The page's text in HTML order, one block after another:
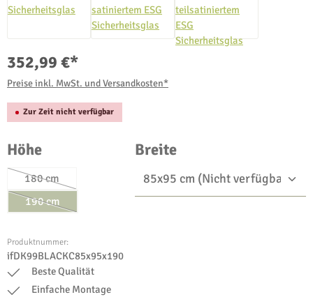
352,99 €*
Preise inkl. MwSt. und Versandkosten*
Zur Zeit nicht verfügbar
Höheauswählen
180 cm
(Diese Option ist zurzeit nicht verfügbar.)
190 cm
(Diese Option ist zurzeit nicht verfügbar.)
Breiteauswählen
Produktnummer:
ifDK99BLACKC85x95x190
Beste Qualität
Einfache Montage